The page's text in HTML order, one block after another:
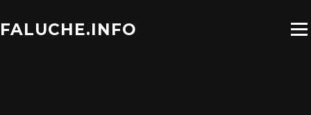
au
contenu
FALUCHE.INFO Menu